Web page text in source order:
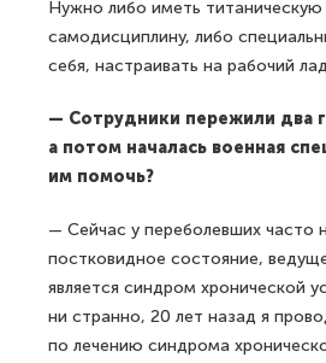
Нужно либо иметь
самодисциплину, либо
себя, настраивать на рабочий
— Сотрудники пережили два
а потом началась военная
им помочь?
— Сейчас у переболевших часто
постковидное состояние,
является синдром хронической
ни странно, 20 лет назад я
по лечению синдрома